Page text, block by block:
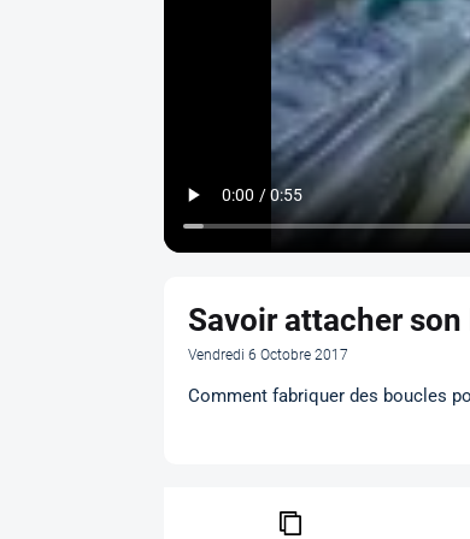
Savoir attacher son
Vendredi 6 Octobre 2017
Comment fabriquer des boucles